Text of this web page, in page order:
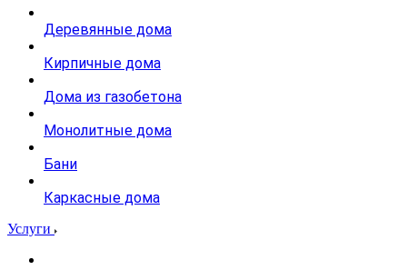
Деревянные дома
Кирпичные дома
Дома из газобетона
Монолитные дома
Бани
Каркасные дома
Услуги